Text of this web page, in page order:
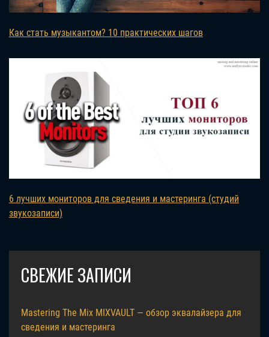
Как стать музыкантом? 10 практических шагов
6 лучших мониторов для сведения и мастеринга (студий
звукозаписи)
СВЕЖИЕ ЗАПИСИ
Mastering The Mix MIXVAULT — обзор эквалайзера для
сведения и мастеринга